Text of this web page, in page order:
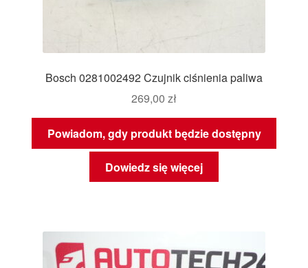
Bosch 0281002492 Czujnik ciśnienia paliwa
269,00 zł
Powiadom, gdy produkt będzie dostępny
Dowiedz się więcej